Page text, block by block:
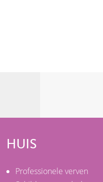
HUIS
Professionele verven